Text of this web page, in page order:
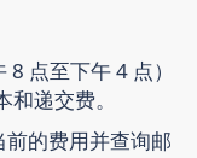
点至下午 4 点）
递交费。
前的费用并查询邮